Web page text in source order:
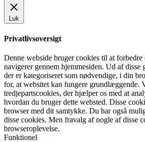
Luk
Privatlivsoversigt
Denne webside bruger cookies til at forbedre
navigerer gennem hjemmesiden. Ud af disse
der er kategoriseret som nødvendige, i din
for, at websitet kan fungere grundlæggende.
tredjepartscookies, der hjælper os med at
hvordan du bruger dette websted. Disse
browser med dit samtykke. Du har også
disse cookies. Men fravalg af nogle af disse
browseroplevelse.
Funktionel